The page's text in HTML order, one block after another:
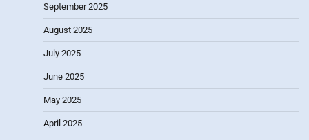
September 2025
August 2025
July 2025
June 2025
May 2025
April 2025